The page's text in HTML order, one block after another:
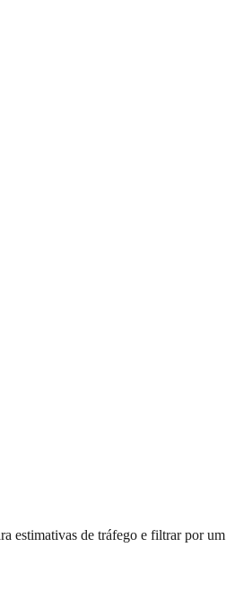
estimativas de tráfego e filtrar por um